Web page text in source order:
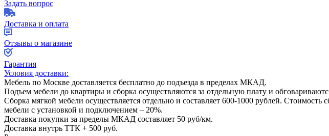
Задать вопрос
Доставка и оплата
Отзывы о магазине
Гарантия
Условия доставки:
Мебель по Москве доставляется бесплатно до подъезда в пределах МКАД.
Подъем мебели до квартиры и сборка осуществляются за отдельную плату и
Сборка мягкой мебели осуществляется отдельно и составляет 600-1000 рублей. Стоимость
мебели с установкой и подключением – 20%.
Доставка покупки за пределы МКАД составляет 50 руб/км.
Доставка внутрь ТТК + 500 руб.